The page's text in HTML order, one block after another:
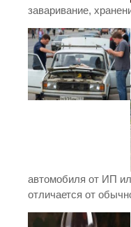
заваривание,
автомобиля от ИП
отличается от